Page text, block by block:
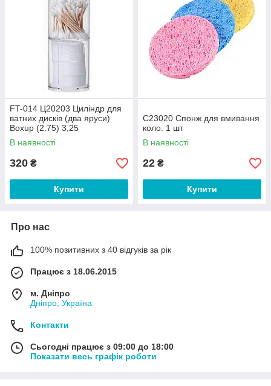
FT-014 Ц20203 Циліндр для
ватних дисків (два яруси)
Boxup (2.75) 3,25
В наявності
320 ₴
Купити
С23020 Спонж для вмивання
коло. 1 шт
В наявності
22 ₴
Купити
Про нас
100% позитивних з 40 відгуків за рік
Працює з 18.06.2015
м. Дніпро
Дніпро, Україна
Контакти
Сьогодні працює з 09:00 до 18:00
Показати весь графік роботи